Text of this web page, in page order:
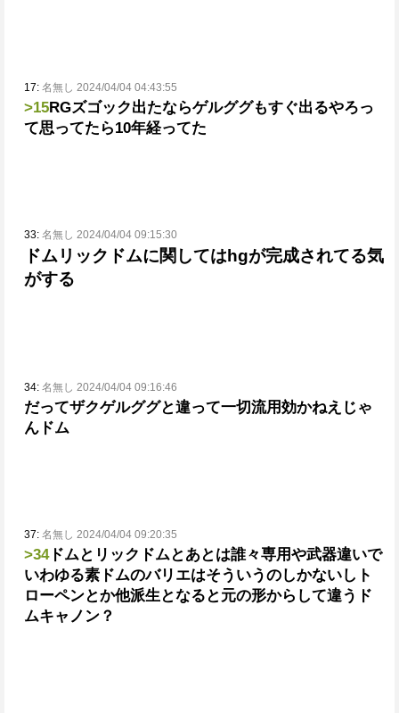
17: 名無し 2024/04/04 04:43:55
>15RGズゴック出たならゲルググもすぐ出るやろっ
て思ってたら10年経ってた
33: 名無し 2024/04/04 09:15:30
ドムリックドムに関してはhgが完成されてる気
がする
34: 名無し 2024/04/04 09:16:46
だってザクゲルググと違って一切流用効かねえじゃ
んドム
37: 名無し 2024/04/04 09:20:35
>34ドムとリックドムとあとは誰々専用や武器違いで
いわゆる素ドムのバリエはそういうのしかないし ト
ローペンとか他派生となると元の形からして違う ド
ムキャノン？